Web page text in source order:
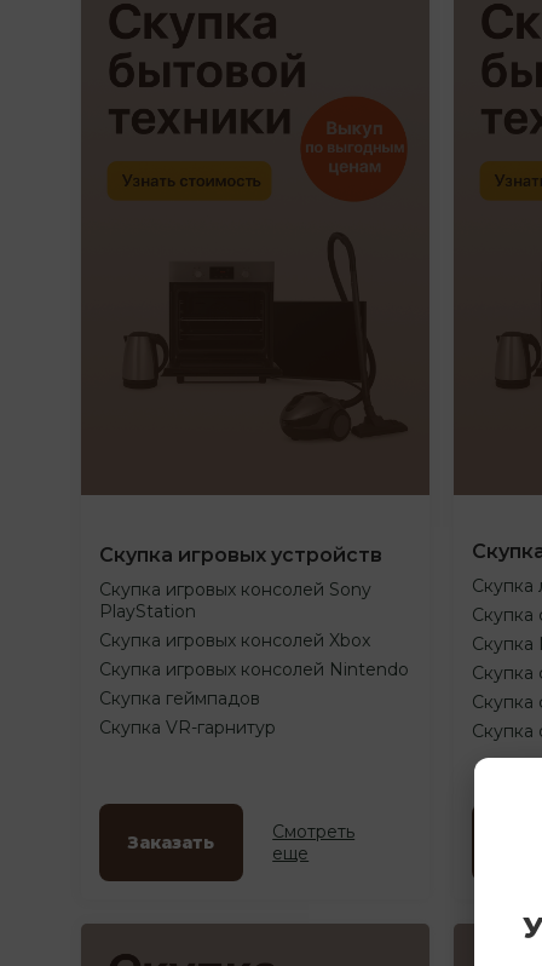
Скупка игровых устройств
Скупка игровых консолей Sony
PlayStation
Скупка игровых консолей Xbox
Скупка игровых консолей Nintendo
Скупка геймпадов
Скупка VR-гарнитур
Заказать
Смотреть
еще
Скупка
Скупка
Скупка
Скупка
Скупка